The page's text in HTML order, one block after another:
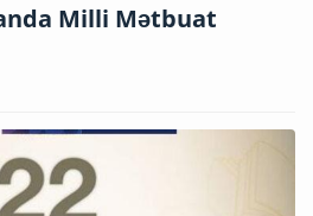
Milli Mətbuat